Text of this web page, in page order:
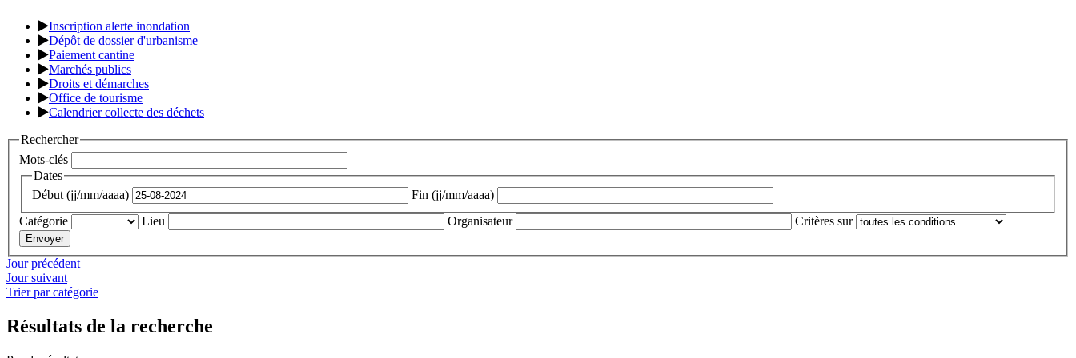
Inscription alerte inondation
Dépôt de dossier d'urbanisme
Paiement cantine
Marchés publics
Droits et démarches
Office de tourisme
Calendrier collecte des déchets
Rechercher
Mots-clés
Dates
Début (jj/mm/aaaa)
Fin (jj/mm/aaaa)
Catégorie
Lieu Organisateur Critères sur
Jour précédent
Jour suivant
Trier par catégorie
Résultats de la recherche